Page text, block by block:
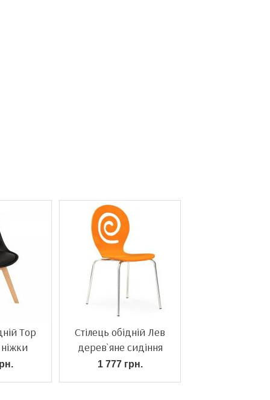
Тор
Стілець обідній Лев
дерев`яне сидіння
1 777 грн.